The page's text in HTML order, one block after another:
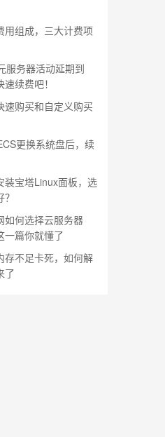
用组成，三大计费项
服务器活动延期到
续费吧！
速购买和自定义购买
更换系统盘后，续
装宝塔Linux面板，选
如何选择云服务器
一篇你就懂了
存不足卡死，如何解
了